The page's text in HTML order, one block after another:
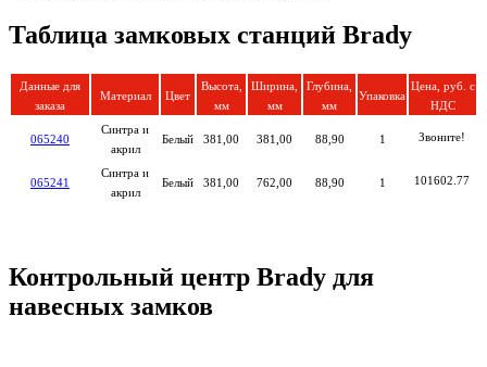
Таблица замковых станций Brady
Данные для
заказа
Материал Цвет
Высота,
мм
Ширина,
мм
Глубина,
мм
Упаковка
Цена, руб. с
НДС
065240
Синтра и
акрил
Белый 381,00 381,00 88,90 1 Звоните!
065241
Синтра и
акрил
Белый 381,00 762,00 88,90 1 101602.77
Контрольный центр Brady для
навесных замков